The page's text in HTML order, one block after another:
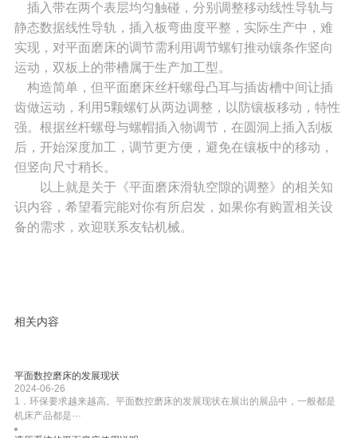
插入带在两个表层均匀触碰，分别调整移动线性导轨与
静态数据线性导轨，插入板弯曲度平整，实际生产中，难
实现，对平面磨床的调节需利用调节螺钉推动镶条作竖向
运动，双板上的带槽属于生产加工型。
构造简单，但平面磨床丝杆螺母凸耳与插齿槽中间让插
齿做运动，利用5颗螺钉从两边调整，以防镶板移动，特性
强。根据丝杆螺母与螺帽插入物调节，在圆洞上插入刮板
后，开始深度加工，调节更方便，避免在镶板中的移动，
但竖向尺寸稍长。
以上就是关于《平面磨床滑轨空隙的调整》的相关知
识内容，希望看完能对你有所启发，如果你有购置相关设
备的需求，欢迎联系友钻机械。
相关内容
平面数控磨床的发展现状
2024-06-26
1．环保要求越来越高。平面数控磨床的发展现状在展出的展品中，一般都是
机床产品都是···